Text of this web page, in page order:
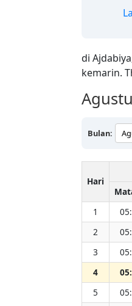
di
kemarin.
Bulan:
Hari
1
2
3
4
5